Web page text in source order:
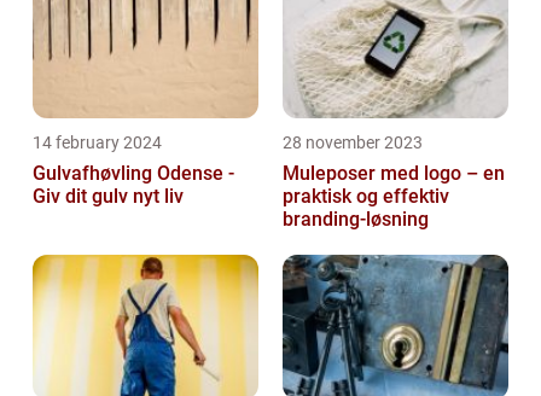
14 february 2024
Gulvafhøvling Odense -
Giv dit gulv nyt liv
28 november 2023
Muleposer med logo – en
praktisk og effektiv
branding-løsning